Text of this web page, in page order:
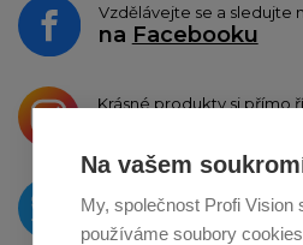
Na vašem
My, společnost Profi Vision
používáme soubory
Vzdělávejte se a sledujte
na Facebooku
Krásné produkty si přímo
O novinkách píšeme
naTwitteru